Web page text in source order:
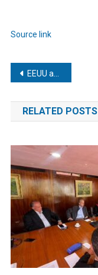
Source link
Navegación
de
entradas
EEUU anuncia revisión de su presencia militar y bases en Europa
RELATED POSTS